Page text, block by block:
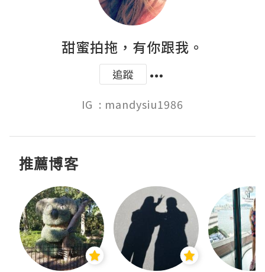
甜蜜拍拖，有你跟我。
追蹤
IG  : mandysiu1986
推薦博客